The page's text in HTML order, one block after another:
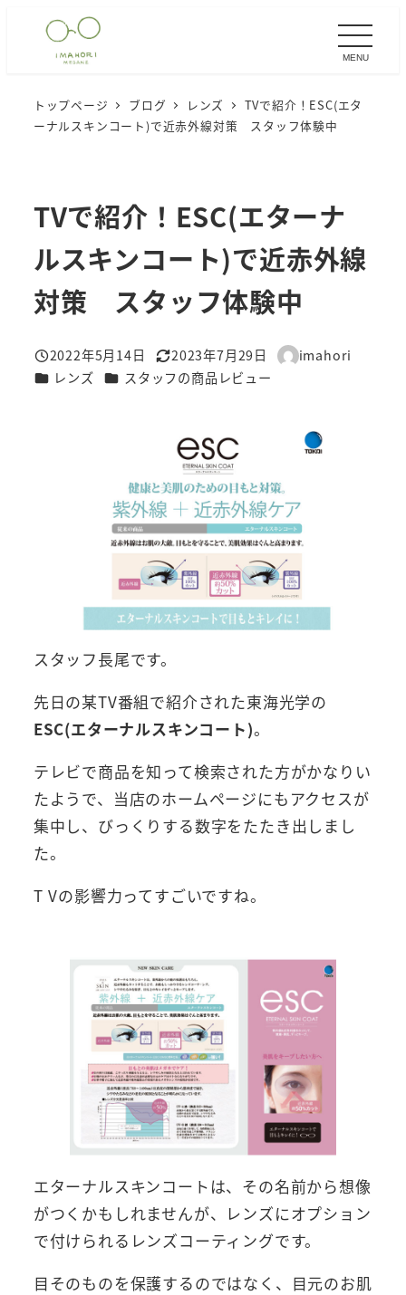
MENU
トップページ ブログ レンズ
TVで紹介！ESC(エタ
ーナルスキンコート)で近赤外線対策 スタッフ体験中
TVで紹介！ESC(エターナ
ルスキンコート)で近赤外線
対策 スタッフ体験中
投稿日
2022年5月14日
更新日
2023年7月29日
著
imahori
カテゴリー
レンズ カテゴリー
スタッフの商品レビュー
スタッフ長尾です。
先日の某TV番組で紹介された東海光学の
ESC(エターナルスキンコート)。
テレビで商品を知って検索された方がかなりい
たようで、当店のホームページにもアクセスが
集中し、びっくりする数字をたたき出しまし
た。
T Vの影響力ってすごいですね。
エターナルスキンコートは、その名前から想像
がつくかもしれませんが、レンズにオプション
で付けられるレンズコーティングです。
目そのものを保護するのではなく、目元のお肌